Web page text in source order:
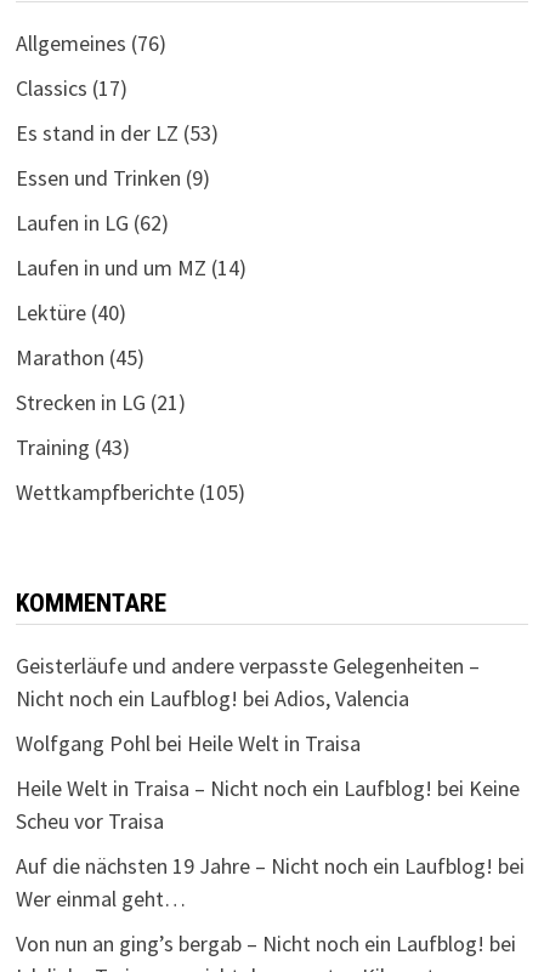
Allgemeines (76)
Classics (17)
Es stand in der LZ (53)
Essen und Trinken (9)
Laufen in LG (62)
Laufen in und um MZ (14)
Lektüre(40)
Marathon (45)
Strecken in LG (21)
Training (43)
Wettkampfberichte(105)
KOMMENTARE
Geisterläufe und andere verpasste Gelegenheiten –
Nicht noch ein Laufblog! bei Adios, Valencia
Wolfgang Pohl bei Heile Welt in Traisa
Heile Welt in Traisa – Nicht noch ein Laufblog! bei Keine
Scheu vor Traisa
Auf die nächsten 19 Jahre – Nicht noch ein Laufblog! bei
Wer einmal geht…
Von nun an ging’s bergab – Nicht noch ein Laufblog! bei